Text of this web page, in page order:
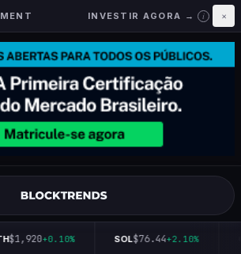
INVESTIR AGORA → i ×
$1,920+0.10% SOL$76.44+2.10%